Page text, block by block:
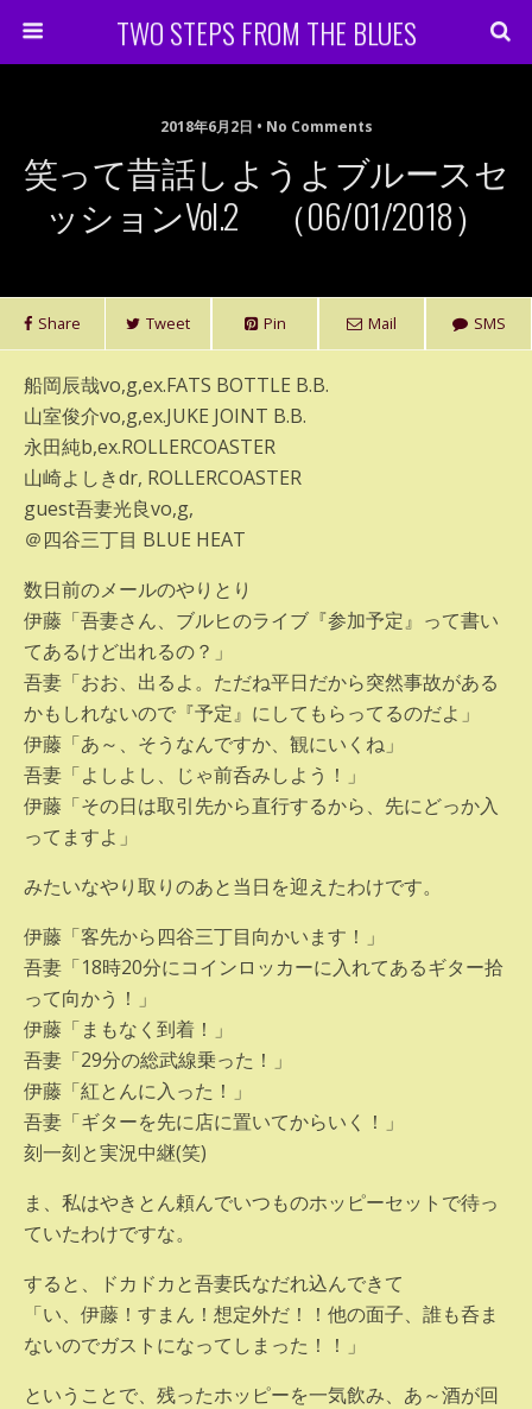
TWO STEPS FROM THE BLUES
2018年6月2日 • No Comments
笑って昔話しようよブルースセ
ッションvol.2 （06/01/2018）
Share Tweet Pin Mail SMS
船岡辰哉vo,g,ex.FATS BOTTLE B.B.
山室俊介vo,g,ex.JUKE JOINT B.B.
永田純b,ex.ROLLERCOASTER
山崎よしきdr, ROLLERCOASTER
guest吾妻光良vo,g,
＠四谷三丁目 BLUE HEAT
数日前のメールのやりとり
伊藤「吾妻さん、ブルヒのライブ『参加予定』って書い
てあるけど出れるの？」
吾妻「おお、出るよ。ただね平日だから突然事故がある
かもしれないので『予定』にしてもらってるのだよ」
伊藤「あ～、そうなんですか、観にいくね」
吾妻「よしよし、じゃ前呑みしよう！」
伊藤「その日は取引先から直行するから、先にどっか入
ってますよ」
みたいなやり取りのあと当日を迎えたわけです。
伊藤「客先から四谷三丁目向かいます！」
吾妻「18時20分にコインロッカーに入れてあるギター拾
って向かう！」
伊藤「まもなく到着！」
吾妻「29分の総武線乗った！」
伊藤「紅とんに入った！」
吾妻「ギターを先に店に置いてからいく！」
刻一刻と実況中継(笑)
ま、私はやきとん頼んでいつものホッピーセットで待っ
ていたわけですな。
すると、ドカドカと吾妻氏なだれ込んできて
「い、伊藤！すまん！想定外だ！！他の面子、誰も呑ま
ないのでガストになってしまった！！」
ということで、残ったホッピーを一気飲み、あ～酒が回